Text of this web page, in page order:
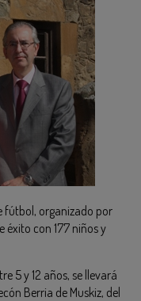
fútbol, organizado por
éxito con 177 niños y
5 y 12 años, se llevará
Berria de Muskiz, del